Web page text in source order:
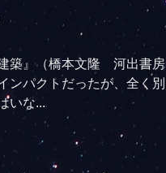
築』（橋本文隆 河出書房
ンパクトだったが、全く別
いな...